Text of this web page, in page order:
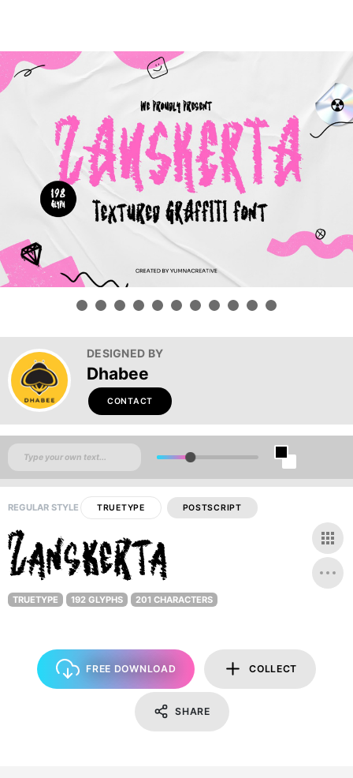
DESIGNED BY
Dhabee
CONTACT
REGULAR STYLE TRUETYPE POSTSCRIPT
TRUETYPE 192 GLYPHS 201 CHARACTERS
FREE DOWNLOAD COLLECT
SHARE